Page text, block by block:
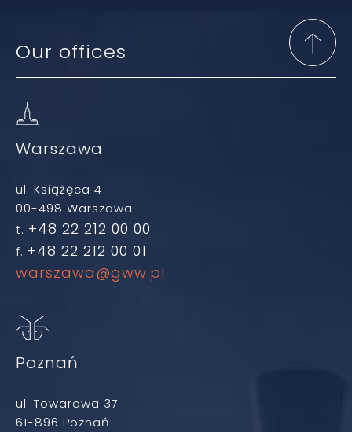
Our offices
Warszawa
ul. Książęca 4
00-498 Warszawa
t. +48 22 212 00 00
f. +48 22 212 00 01
warszawa@gww.pl
Poznań
ul. Towarowa 37
61-896 Poznań